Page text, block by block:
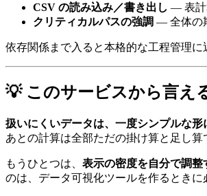
CSV の読み込み／書き出し — 表計
クリティカルパスの強調 — 全体の
依存関係まで入ると本格的な工程管理に
💡 このサービスから言え
扱いにくいデータは、一度シンプルな形
あとの計算は全部ただの掛け算と足し
もうひとつは、 表示の密度を自分で調整
のは、データ可視化ツールを作るとき